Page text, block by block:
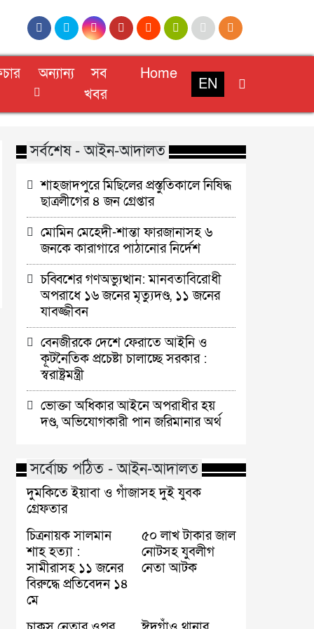
অন্যান্য
সব
খবর
Home
EN
সর্বশেষ - আইন-আদালত
শাহজাদপুরে মিছিলের প্রস্তুতিকালে নিষিদ্ধ
ছাত্রলীগের ৪ জন গ্রেপ্তার
মোমিন মেহেদী-শান্তা ফারজানাসহ ৬
জনকে কারাগারে পাঠানোর নির্দেশ
চব্বিশের গণঅভ্যুত্থান: মানবতাবিরোধী
অপরাধে ১৬ জনের মৃত্যুদণ্ড, ১১ জনের
যাবজ্জীবন
বেনজীরকে দেশে ফেরাতে আইনি ও
কূটনৈতিক প্রচেষ্টা চালাচ্ছে সরকার :
স্বরাষ্ট্রমন্ত্রী
ভোক্তা অধিকার আইনে অপরাধীর হয়
দণ্ড, অভিযোগকারী পান জরিমানার অর্থ
সর্বোচ্চ পঠিত - আইন-আদালত
দুমকিতে ইয়াবা ও গাঁজাসহ দুই যুবক
গ্রেফতার
চিত্রনায়ক সালমান
শাহ হত্যা :
সামীরাসহ ১১ জনের
বিরুদ্ধে প্রতিবেদন ১৪
মে
৫০ লাখ টাকার জাল
নোটসহ যুবলীগ
নেতা আটক